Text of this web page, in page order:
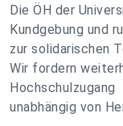
Die ÖH der
Kundgebung und
zur solidarischen
Wir fordern
Hochschulzugang
unabhängig von